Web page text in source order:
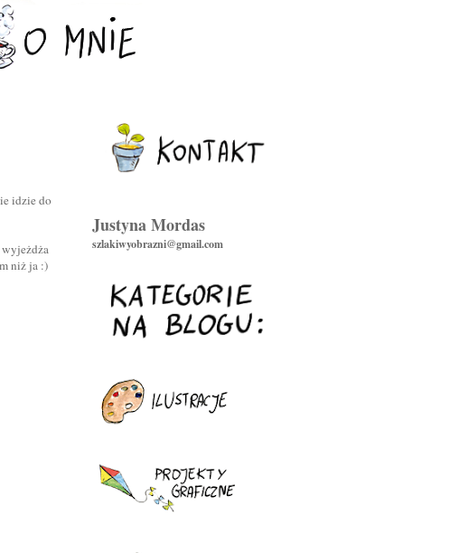
idzie do
niż ja :)
Justyna Mordas
szlakiwyobrazni@gmail.com